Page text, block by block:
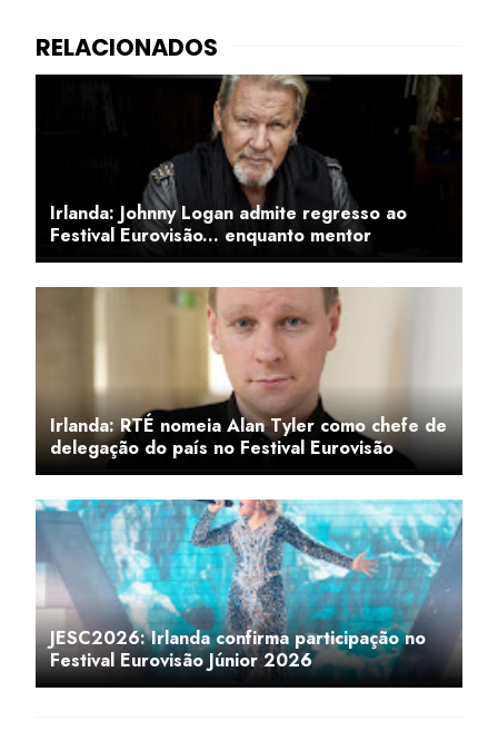
Irlanda: Johnny Logan admite regresso ao
Festival Eurovisão... enquanto mentor
Irlanda: RTÉ nomeia Alan Tyler como chefe de
delegação do país no Festival Eurovisão
JESC2026: Irlanda confirma participação no
Festival Eurovisão Júnior 2026